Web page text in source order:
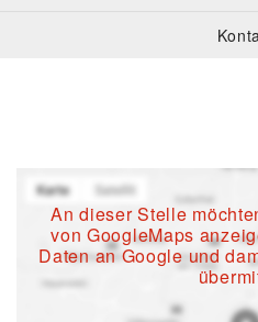
An dieser Stelle
von GoogleMaps
Daten an Google und